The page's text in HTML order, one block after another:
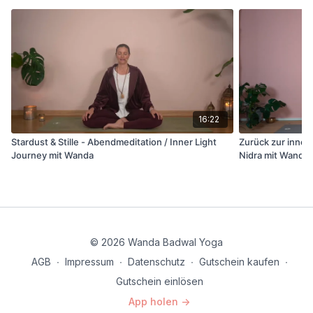
Bei Fragen oder technischem Support erreichst du
uns jederzeit unteroffice@wandabadwal.com
Schön, dass du hier bist. Willkommen in diesem Raum.
Love, Deine Wanda
16:22
Stardust & Stille - Abendmeditation / Inner Light
Journey mit Wanda
Zurück zur
Nidra mit Wanda
© 2026 Wanda Badwal Yoga
AGB ∙ Impressum ∙ Datenschutz ∙ Gutschein kaufen ∙
Gutschein einlösen
App holen ->